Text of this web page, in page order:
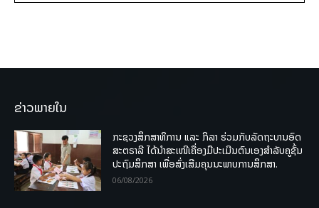
ຂ່າວພາຍໃນ
ກະຊວງສຶກສາທິການ ແລະ ກິລາ ຮ່ວມກັບລັດຖະບານອົດ
ສະຕຣາລີ ໄດ້ນຳສະເໜີເຄື່ອງມືປະເມີນຕົນເອງສຳລັບຄູຊັ້ນ
ປະຖົມສຶກສາ ເພື່ອສົ່ງເສີມຄຸນນະພາບການສຶກສາ.
06/08/2026